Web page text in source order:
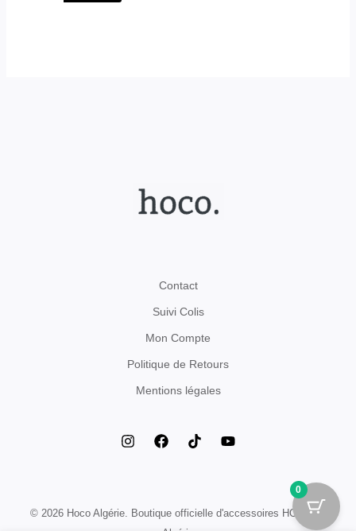
Contact
Suivi Colis
Mon Compte
Politique de Retours
Mentions légales
© 2026 Hoco Algérie. Boutique officielle d'accessoires HOCO en
0